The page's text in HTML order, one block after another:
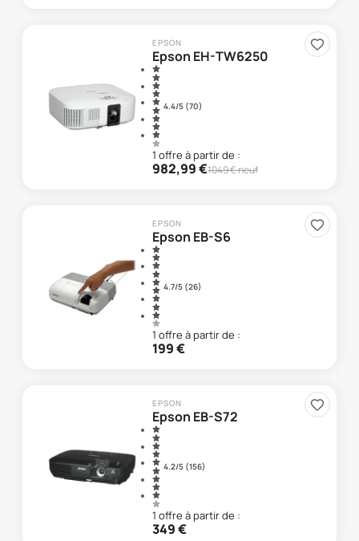
EPSON
Epson EH-TW6250
4.4/5 (70)
1 offre à partir de :
982,99€1049€ neuf
EPSON
Epson EB-S6
4.7/5 (26)
1 offre à partir de :
199€
EPSON
Epson EB-S72
4.2/5 (156)
1 offre à partir de :
349€